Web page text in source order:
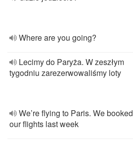
Where are you going?
Lecimy do Paryża. W zeszłym
tygodniu zarezerwowaliśmy loty
We’re flying to Paris. We booked
our flights last week